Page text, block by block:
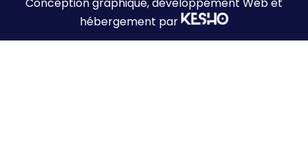
Conception graphique, développement Web et
hébergement par